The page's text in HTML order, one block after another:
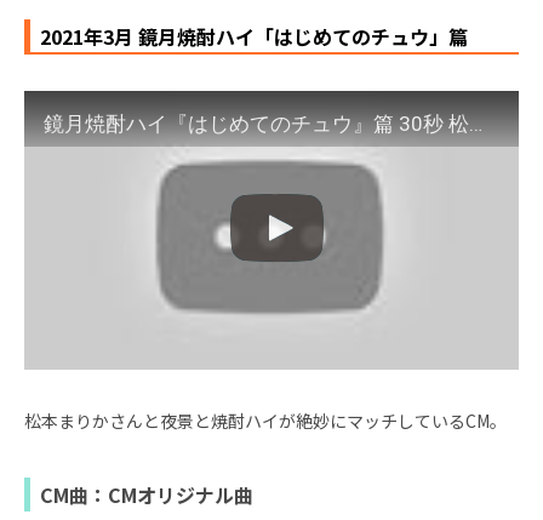
2021年3月 鏡月焼酎ハイ「はじめてのチュウ」篇
鏡月焼酎ハイ『はじめてのチュウ』篇 30秒 松本まりか サントリー CM
松本まりかさんと夜景と焼酎ハイが絶妙にマッチしているCM。
CM曲：CMオリジナル曲